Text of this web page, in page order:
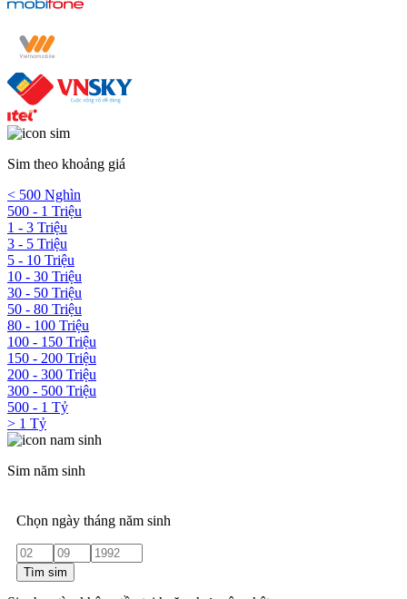
Sim theo khoảng giá
< 500 Nghìn
500 - 1 Triệu
1 - 3 Triệu
3 - 5 Triệu
5 - 10 Triệu
10 - 30 Triệu
30 - 50 Triệu
50 - 80 Triệu
80 - 100 Triệu
100 - 150 Triệu
150 - 200 Triệu
200 - 300 Triệu
300 - 500 Triệu
500 - 1 Tỷ
> 1 Tỷ
Sim năm sinh
Chọn ngày tháng năm sinh
Tìm sim